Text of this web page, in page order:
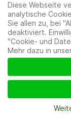
Mitglieder|
Diese Webseite
analytische
Sie allen zu, bei
deaktiviert.
"Cookie- und
Mehr dazu in